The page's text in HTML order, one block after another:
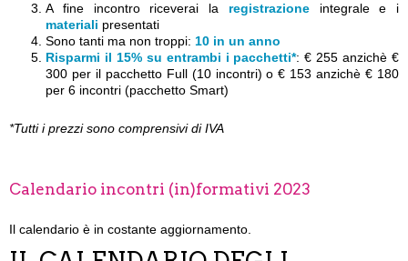
A fine incontro riceverai la registrazioneintegrale e i
materiali presentati
Sono tanti ma non troppi: 10 in un anno
Risparmi il 15% su entrambi i pacchetti*: € 255 anzichè €
300 per il pacchetto Full (10 incontri) o € 153 anzichè € 180
per 6 incontri (pacchetto Smart)
*Tutti i prezzi sono comprensivi di IVA
Calendario incontri (in)formativi 2023
Il calendario è in costante aggiornamento.